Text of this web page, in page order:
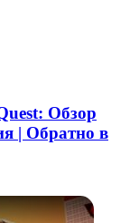
Обзор
| Обратно в